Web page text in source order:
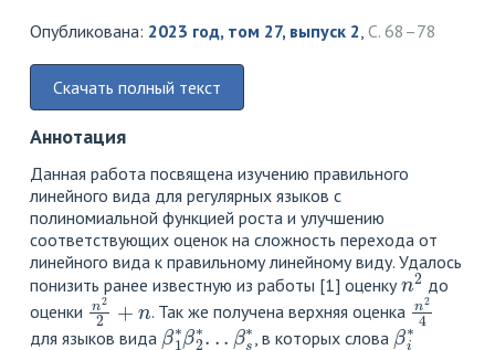
Опубликована: 2023 год, том 27, выпуск 2, С. 68–78
Скачать полный текст
Аннотация
Данная работа посвящена изучению правильного
линейного вида для регулярных языков с
полиномиальной функцией роста и улучшению
соответствующих оценок на сложность перехода от
линейного вида к правильному линейному виду. Удалось
понизить ранее известную из работы [1] оценку
n2
до
оценки
n22+n
. Так же получена верхняя оценка
n24
для языков вида
β1∗β2∗...βs∗
, в которых слова
βi∗